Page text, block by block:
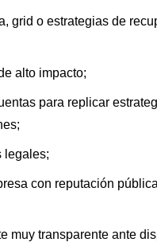
grid o estrategias de
alto impacto;
para replicar
legales;
con reputación
muy transparente ante